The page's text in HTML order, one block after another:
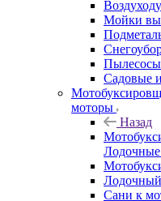
Мойки
Пылесосы
Садовые
моторы
Назад
Сани к